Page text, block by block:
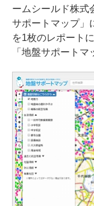
ームシールド株式
サポートマップ」
を1枚のレポート
「地盤サポートマ